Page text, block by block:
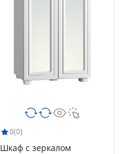
0(0)
Шкаф с зеркалом